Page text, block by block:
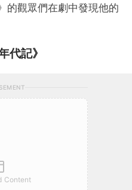
的觀眾們在劇中發現他的
代記》
Content